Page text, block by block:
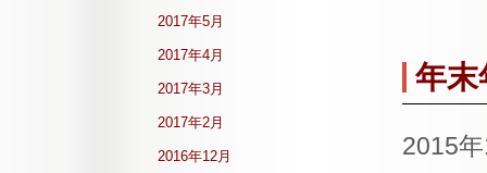
年末
2015
2017年5月
2017年4月
2017年3月
2017年2月
2016年12月